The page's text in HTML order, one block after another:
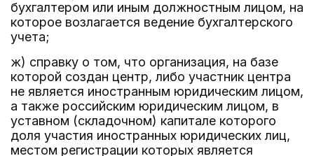
бухгалтером или иным должностным лицом, на
которое возлагается ведение бухгалтерского
учета;
ж) справку о том, что организация, на базе
которой создан центр, либо участник центра
не является иностранным юридическим лицом,
а также российским юридическим лицом, в
уставном (складочном) капитале которого
доля участия иностранных юридических лиц,
местом регистрации которых является